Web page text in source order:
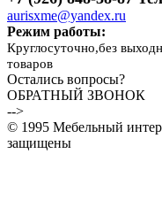
aurisxme@yandex.ru
Режим работы:
Круглосуточно,без
товаров
Остались вопросы?
ОБРАТНЫЙ ЗВОНОК
-->
© 1995 Мебельный
защищены